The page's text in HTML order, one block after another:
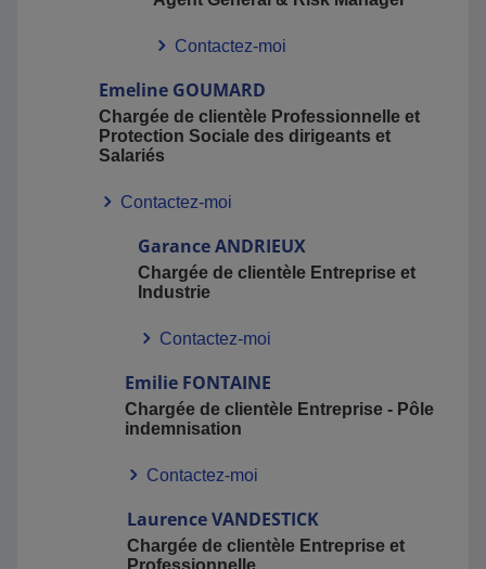
Contactez-moi
Emeline GOUMARD
Chargée de clientèle Professionnelle et
Protection Sociale des dirigeants et
Salariés
Contactez-moi
GaranceANDRIEUX
Chargée de clientèle Entreprise et
Industrie
Contactez-moi
Emilie FONTAINE
Chargée de clientèle Entreprise - Pôle
indemnisation
Contactez-moi
Laurence VANDESTICK
Chargée de clientèle Entreprise et
Professionnelle